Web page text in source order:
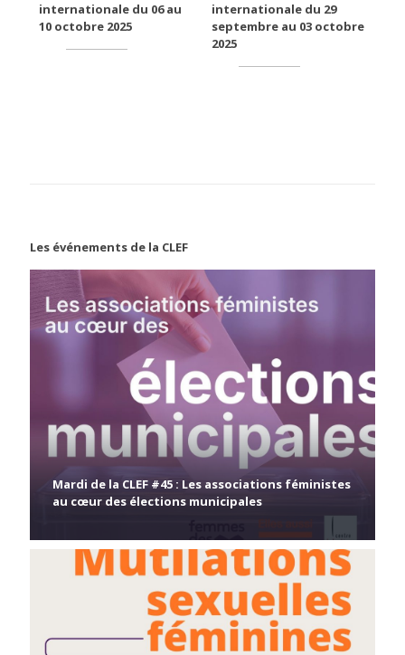
internationale du 06 au
10 octobre 2025
internationale du 29
septembre au 03 octobre
2025
Les événements de la CLEF
Mardi de la CLEF #45 : Les associations féministes
au cœur des élections municipales